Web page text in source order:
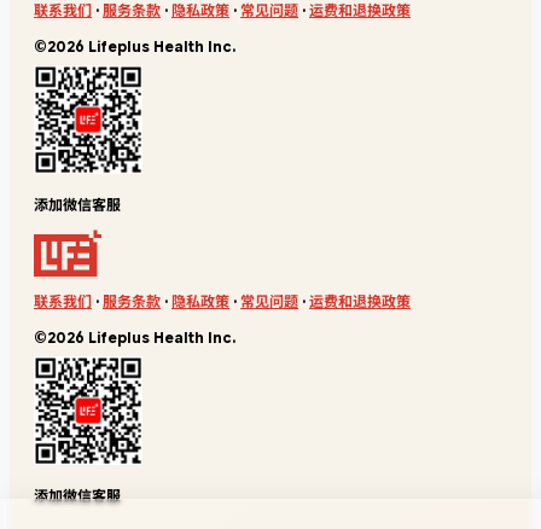
联系我们 · 服务条款 · 隐私政策 · 常见问题 · 运费和退换政策
©2026 Lifeplus Health Inc.
添加微信客服
联系我们 · 服务条款 · 隐私政策 · 常见问题 · 运费和退换政策
©2026 Lifeplus Health Inc.
添加微信客服